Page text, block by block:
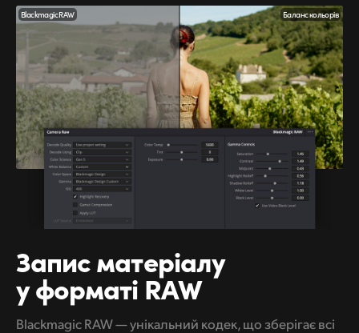
South Africa
Spain
Sweden
Chinese Taipei
Turkey
UAE
Ukraine
United States
Blackmagic RAW Баланс кольорів
Запис матеріалу
у форматі RAW
Blackmagic RAW — унікальний кодек, що зберігає всі